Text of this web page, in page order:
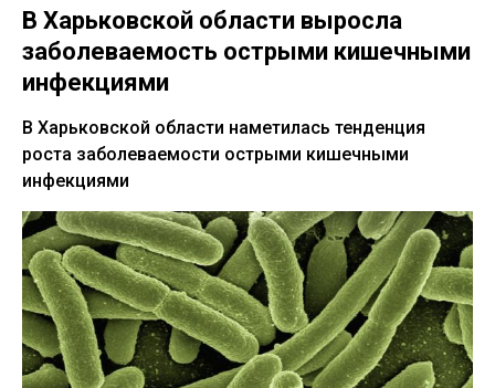
В Харьковской области выросла
заболеваемость острыми кишечными
инфекциями
В Харьковской области наметилась тенденция
роста заболеваемости острыми кишечными
инфекциями